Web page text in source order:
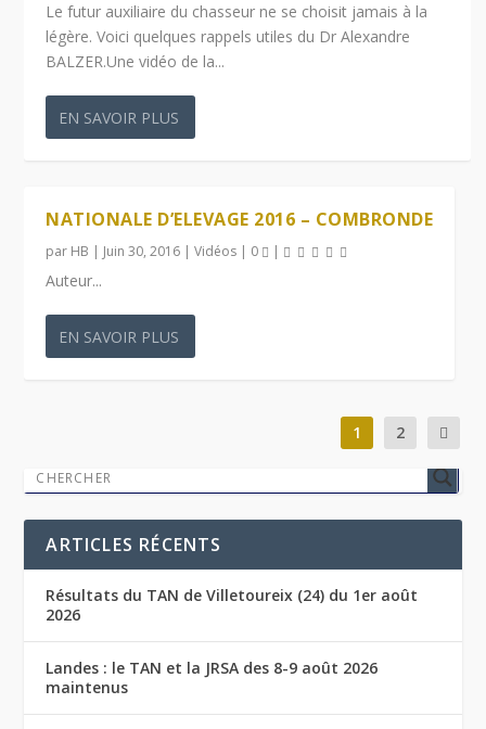
Le futur auxiliaire du chasseur ne se choisit jamais à la
légère. Voici quelques rappels utiles du Dr Alexandre
BALZER.Une vidéo de la...
EN SAVOIR PLUS
NATIONALE D’ELEVAGE 2016 – COMBRONDE
par HB | Juin 30, 2016 |Vidéos | 0 |
Auteur...
EN SAVOIR PLUS
1 2
ARTICLES RÉCENTS
Résultats du TAN de Villetoureix (24) du 1er août
2026
Landes : le TAN et la JRSA des 8-9 août 2026
maintenus